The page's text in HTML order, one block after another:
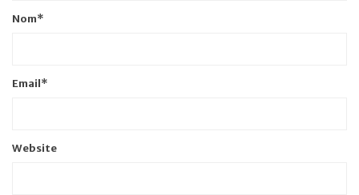
Nom*
Email*
Website